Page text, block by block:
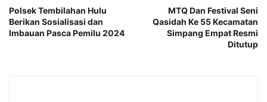
Polsek Tembilahan Hulu
Berikan Sosialisasi dan
Imbauan Pasca Pemilu 2024
MTQ Dan Festival Seni
Qasidah Ke 55 Kecamatan
Simpang Empat Resmi
Ditutup